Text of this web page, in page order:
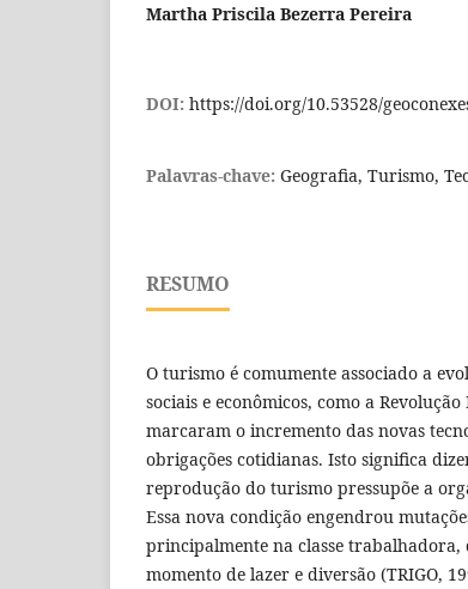
Martha Priscila Bezerra Pereira
DOI: https://doi.org/10.53528/
Palavras-chave: Geografia, Turismo,
RESUMO
O turismo é comumente associado a
sociais e econômicos, como a
marcaram o incremento das novas
obrigações cotidianas. Isto significa
reprodução do turismo pressupõe a
Essa nova condição engendrou
principalmente na classe
momento de lazer e diversão (TRIGO,